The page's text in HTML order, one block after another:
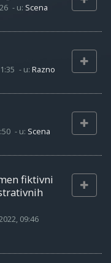
- u: Scena
- u: Razno
- u: Scena
fiktivni
09:46